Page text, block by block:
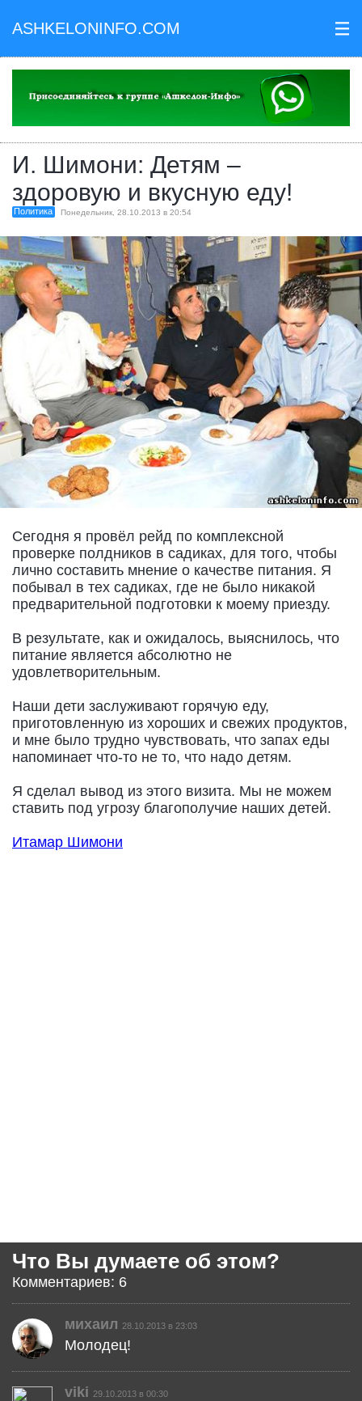
ASHKELONINFO.COM III
И. Шимони: Детям –
здоровую и вкусную еду!
Политика Понедельник, 28.10.2013 в 20:54
Сегодня я провёл рейд по комплексной
проверке полдников в садиках, для того, чтобы
лично составить мнение о качестве питания. Я
побывал в тех садиках, где не было никакой
предварительной подготовки к моему приезду.
В результате, как и ожидалось, выяснилось, что
питание является абсолютно не
удовлетворительным.
Наши дети заслуживают горячую еду,
приготовленную из хороших и свежих продуктов,
и мне было трудно чувствовать, что запах еды
напоминает что-то не то, что надо детям.
Я сделал вывод из этого визита. Мы не можем
ставить под угрозу благополучие наших детей.
Итамар Шимони
Что Вы думаете об этом?
Комментариев: 6
михаил 28.10.2013 в 23:03
Молодец!
viki 29.10.2013 в 00:30